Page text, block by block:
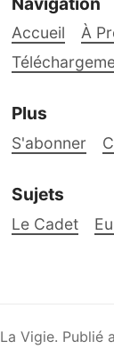
Accueil À
Plus
S'abonner
Sujets
Le Cadet
La Vigie. Publié